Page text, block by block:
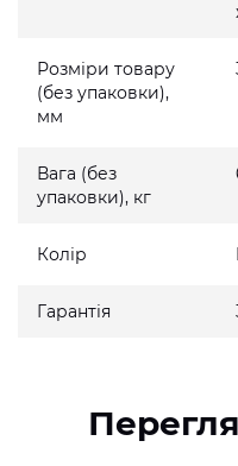
Розміри товару
(без упаковки),
мм
Вага (без
упаковки), кг
Колір
Гарантія